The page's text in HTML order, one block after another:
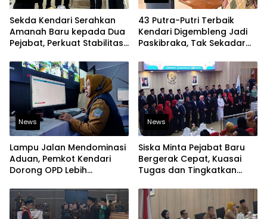
Sekda Kendari Serahkan
Amanah Baru kepada Dua
Pejabat, Perkuat Stabilitas
43 Putra-Putri Terbaik
Kendari Digembleng Jadi
Paskibraka, Tak Sekadar
News
Lampu Jalan Mendominasi
Aduan, Pemkot Kendari
Dorong OPD Lebih
Laporan Warga
News
Siska Minta Pejabat Baru
Bergerak Cepat, Kuasai
Tugas dan Tingkatkan